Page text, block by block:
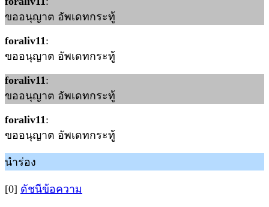
ขออนุญาต อัพเดทกระทู้
foraliv11:
ขออนุญาต อัพเดทกระทู้
foraliv11:
ขออนุญาต อัพเดทกระทู้
foraliv11:
ขออนุญาต อัพเดทกระทู้
นำร่อง
[0] ดัชนีข้อความ